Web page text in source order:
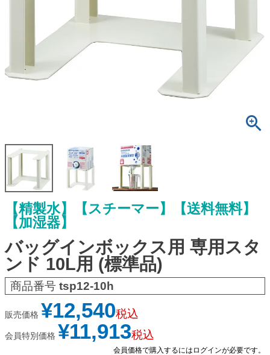
【精製水】【スチーマー】【送料無料】
【加湿器】
バッグインボックス用 専用スタ
ンド 10L用 (標準品)
商品番号 tsp12-10h
販売価格 ¥12,540税込
会員特別価格 ¥11,913税込
会員価格で購入するにはログインが必要です。